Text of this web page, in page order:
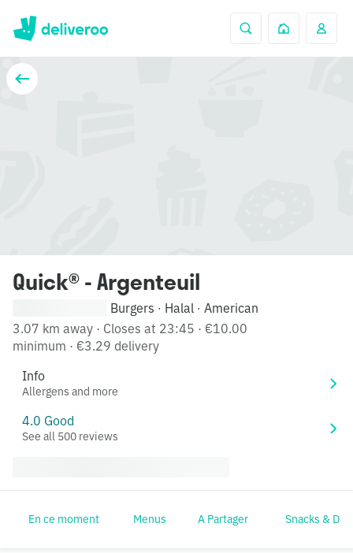
Quick® - Argenteuil
Burgers · Halal · American
3.07 km away · Closes at 23:45 · €10.00
minimum · €3.29 delivery
Info
Allergens and more
4.0 Good
See all 500 reviews
En ce moment Menus A Partager Snacks &